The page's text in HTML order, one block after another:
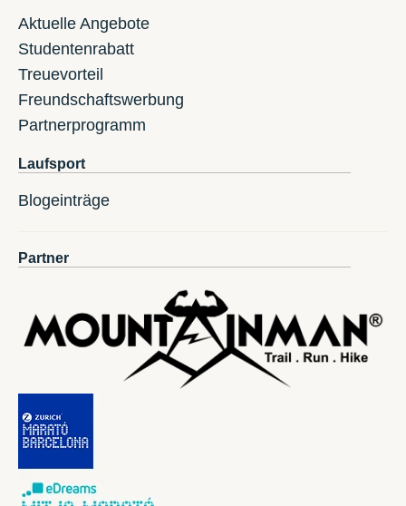
Aktuelle Angebote
Studentenrabatt
Treuevorteil
Freundschaftswerbung
Partnerprogramm
Laufsport
Blogeinträge
Partner